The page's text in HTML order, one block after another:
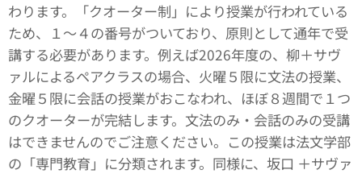
わります。「クオーター制」により授業が行われている
ため、１〜４の番号がついており、原則として通年で受
講する必要があります。例えば2026年度の、柳＋サヴ
ァルによるペアクラスの場合、火曜５限に文法の授業、
金曜５限に会話の授業がおこなわれ、ほぼ８週間で１つ
のクオーターが完結します。文法のみ・会話のみの受講
はできませんのでご注意ください。この授業は法文学部
の「専門教育」に分類されます。同様に、坂口 ＋サヴァ